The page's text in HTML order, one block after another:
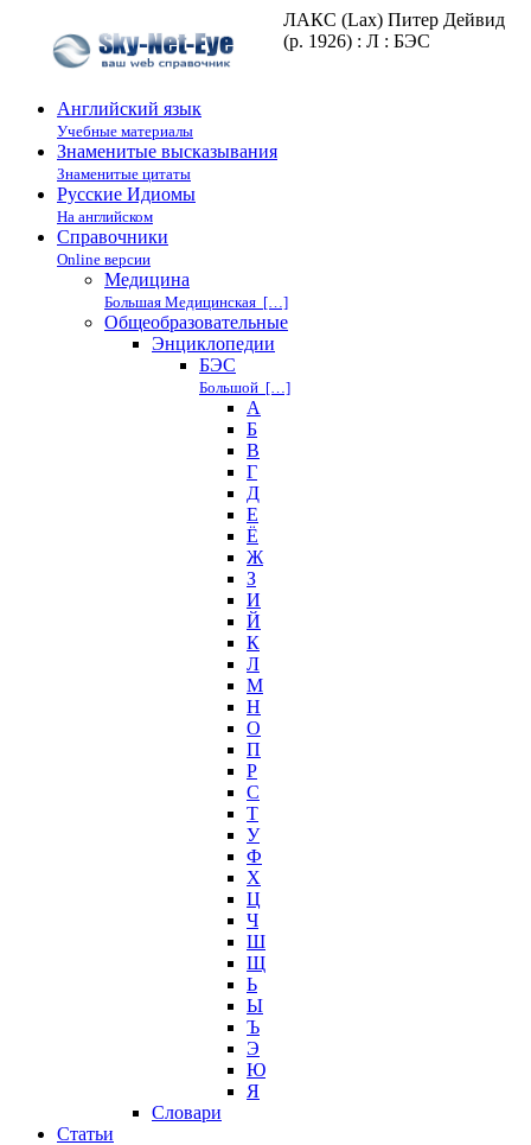
ЛАКС (Lax) Питер Дейвид
(р. 1926) : Л : БЭС
Английский язык
Учебные материалы
Знаменитые высказывания
Знаменитые цитаты
Русские Идиомы
На английском
Справочники
Online версии
Медицина
Большая Медицинская […]
Общеобразовательные
Энциклопедии
БЭС
Большой […]
А
Б
В
Г
Д
Е
Ё
Ж
З
И
Й
К
Л
М
Н
О
П
Р
С
Т
У
Ф
Х
Ц
Ч
Ш
Щ
Ь
Ы
Ъ
Э
Ю
Я
Cловари
Статьи